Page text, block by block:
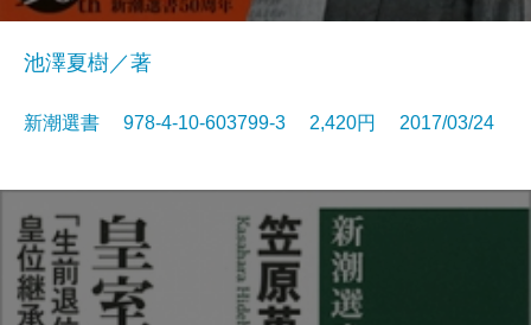
池澤夏樹／著
新潮選書 978-4-10-603799-3 2,420円 2017/03/24